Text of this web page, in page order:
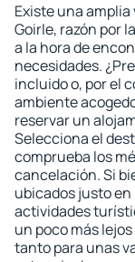
Existe una
Goirle, razón por
a la hora de
necesidades.
incluido o, por el
ambiente
reservar un
Selecciona el
comprueba los
cancelación. Si
ubicados justo en
actividades
un poco más
tanto para unas